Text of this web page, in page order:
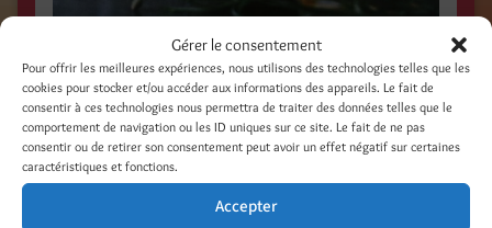
Gérer le consentement
Pour offrir les meilleures expériences, nous utilisons des technologies telles que les
cookies pour stocker et/ou accéder aux informations des appareils. Le fait de
consentir à ces technologies nous permettra de traiter des données telles que le
comportement de navigation ou les ID uniques sur ce site. Le fait de ne pas
consentir ou de retirer son consentement peut avoir un effet négatif sur certaines
caractéristiques et fonctions.
Accepter
LAMPES COROLLES / Juillet 1999 / Magazine
CREACTIVE, France / Photo Thierry P. /